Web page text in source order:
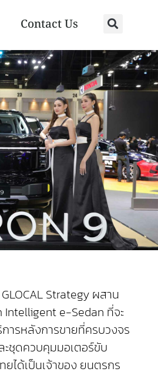
Contact Us
Strategy ผสาน
Intelligent e-Sedan ที่จะ
การหลังการขายที่ครบวงจร
ะชุดควบคุมมอเตอร์ขับ
ได้เป็นเจ้าของ ยนตรกร